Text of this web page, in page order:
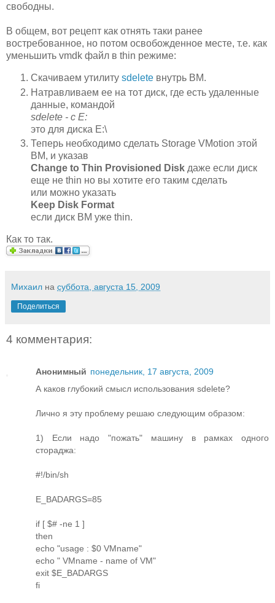
свободны.
В общем, вот рецепт как отнять таки ранее
востребованное, но потом освобожденное месте, т.е. как
уменьшить vmdk файл в thin режиме:
Скачиваем утилиту sdelete внутрь ВМ.
Натравливаем ее на тот диск, где есть удаленные
данные, командой
sdelete - c E:
это для диска E:\
Теперь необходимо сделать Storage VMotion этой
ВМ, и указав
Change to Thin Provisioned Disk даже если диск
еще не thin но вы хотите его таким сделать
или можно указать
Keep Disk Format
если диск ВМ уже thin.
Как то так.
Михаил на суббота, августа 15, 2009
Поделиться
4 комментария:
Анонимный понедельник, 17 августа, 2009
А каков глубокий смысл использования sdelete?
Лично я эту проблему решаю следующим образом:
1) Если надо "пожать" машину в рамках одного
стораджа:
#!/bin/sh
E_BADARGS=85
if [ $# -ne 1 ]
then
echo "usage : $0 VMname"
echo " VMname - name of VM"
exit $E_BADARGS
fi